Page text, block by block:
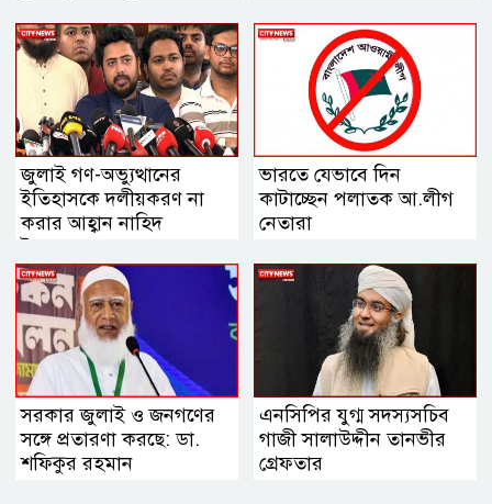
গিয়েছে
জুলাই গণ-অভ্যুত্থানের
ইতিহাসকে দলীয়করণ না
করার আহ্বান নাহিদ
ইসলামের
ভারতে যেভাবে দিন
কাটাচ্ছেন পলাতক আ.লীগ
নেতারা
সরকার জুলাই ও জনগণের
সঙ্গে প্রতারণা করছে: ডা.
শফিকুর রহমান
এনসিপির যুগ্ম সদস্যসচিব
গাজী সালাউদ্দীন তানভীর
গ্রেফতার